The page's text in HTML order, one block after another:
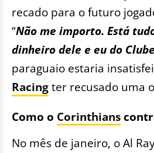
recado para o futuro
“Não me importo. Está
dinheiro dele e eu do Clube
paraguaio estaria
Racingter recusado uma
Como o Corinthians
No mês de janeiro, o Al